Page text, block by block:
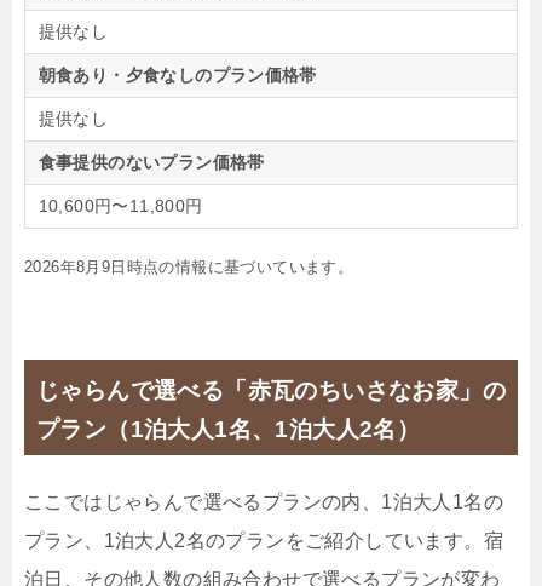
提供なし
朝食あり・夕食なしのプラン価格帯
提供なし
食事提供のないプラン価格帯
10,600円〜11,800円
2026年8月9日時点の情報に基づいています。
じゃらんで選べる「赤瓦のちいさなお家」の
プラン（1泊大人1名、1泊大人2名）
ここではじゃらんで選べるプランの内、1泊大人1名の
プラン、1泊大人2名のプランをご紹介しています。宿
泊日、その他人数の組み合わせで選べるプランが変わ